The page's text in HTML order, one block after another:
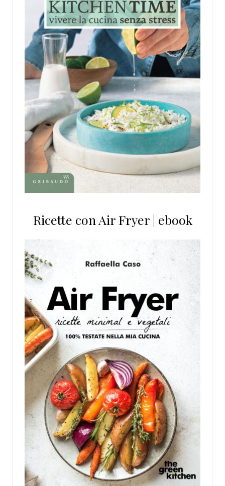
Ricette con Air Fryer | ebook